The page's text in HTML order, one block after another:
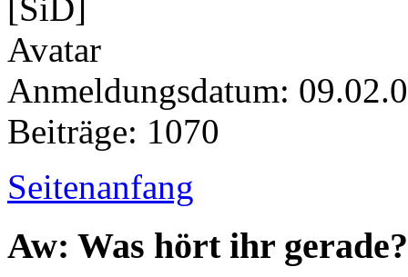
Anmeldungsdatum:
Beiträge: 1070
Seitenanfang
Aw: Was hört ihr gerade?